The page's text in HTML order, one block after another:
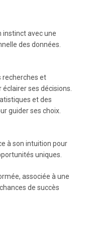
instinct avec une
des données.
et
ses décisions.
et des
guider ses choix.
à son intuition pour
uniques.
associée à une
de succès